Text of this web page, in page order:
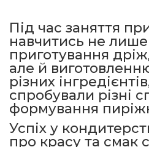
Під час заняття
навчитись не лише
приготування
але й
різних
спробували різні
формування
Успіх у
про красу та смак